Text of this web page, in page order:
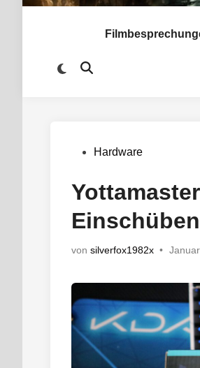
Zu
Suche
Veröffentlicht
Hardware
Einschüben
von silverfox1982x •